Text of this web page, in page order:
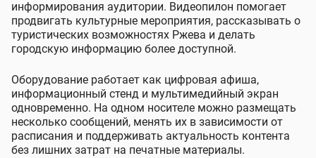
информирования аудитории. Видеопилон помогает
продвигать культурные мероприятия, рассказывать о
туристических возможностях Ржева и делать
городскую информацию более доступной.
Оборудование работает как цифровая афиша,
информационный стенд и мультимедийный экран
одновременно. На одном носителе можно размещать
несколько сообщений, менять их в зависимости от
расписания и поддерживать актуальность контента
без лишних затрат на печатные материалы.